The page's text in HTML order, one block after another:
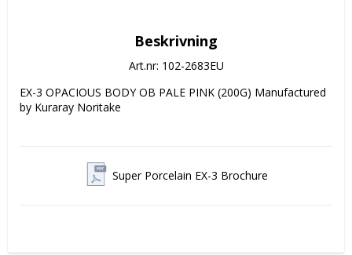
Beskrivning
Art.nr: 102-2683EU
EX-3 OPACIOUS BODY OB PALE PINK (200G) Manufactured
by Kuraray Noritake
Super Porcelain EX-3 Brochure